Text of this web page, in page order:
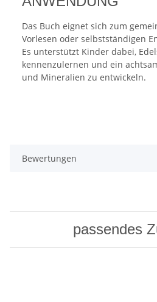
Das Buch eignet sich zum
Vorlesen oder selbstständigen
Es unterstützt Kinder dabei,
kennenzulernen und ein
und Mineralien zu entwickeln.
Bewertungen
passendes